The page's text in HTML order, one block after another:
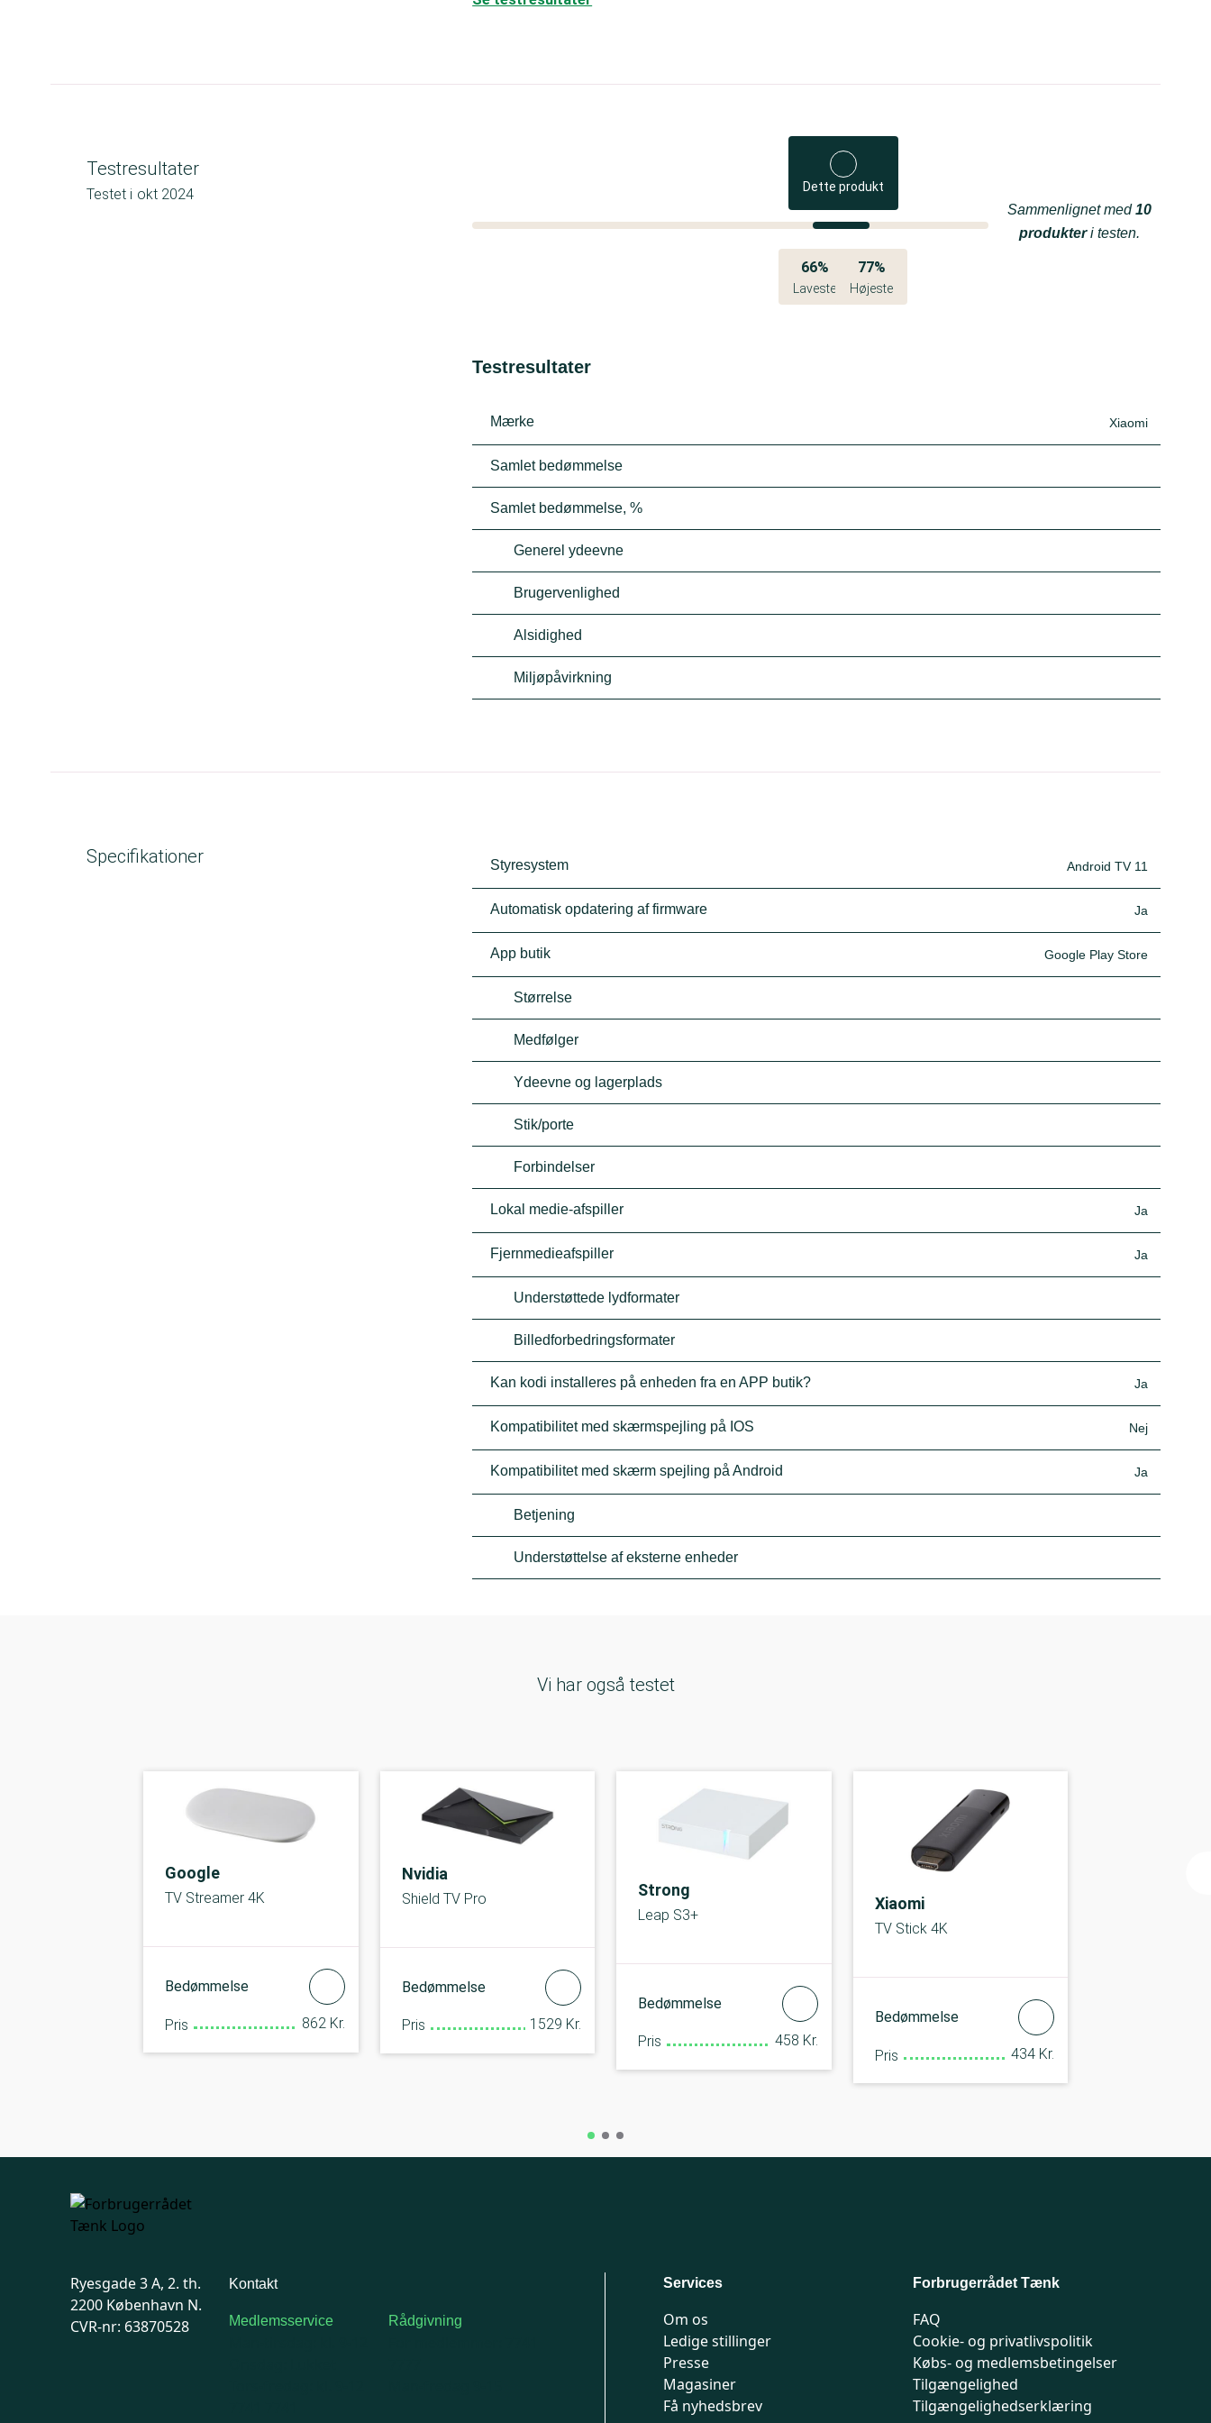
Testresultater
Testet i okt 2024 Dette produkt
66%
Laveste
77%
Højeste
Sammenlignet med10
produkteri testen.
Testresultater
Mærke Xiaomi
Samlet bedømmelse
Samlet bedømmelse, %
Generel ydeevne
Brugervenlighed
Alsidighed
Miljøpåvirkning
Specifikationer Styresystem Android TV 11
Automatisk opdatering af firmware Ja
App butik Google Play Store
Størrelse
Medfølger
Ydeevne og lagerplads
Stik/porte
Forbindelser
Lokal medie-afspiller Ja
Fjernmedieafspiller Ja
Understøttede lydformater
Billedforbedringsformater
Kan kodi installeres på enheden fra en APP butik? Ja
Kompatibilitet med skærmspejling på IOS Nej
Kompatibilitet med skærm spejling på Android Ja
Betjening
Understøttelse af eksterne enheder
Vi har også testet
Google
TV Streamer 4K
Bedømmelse
Pris 862 Kr.
Nvidia
Shield TV Pro
Bedømmelse
Pris 1529 Kr.
Strong
Leap S3+
Bedømmelse
Pris 458 Kr.
Xiaomi
TV Stick 4K
Bedømmelse
Pris 434 Kr.
Ryesgade 3 A, 2. th.
2200 København N.
CVR-nr: 63870528
Kontakt
Medlemsservice Rådgivning
Services
Om os
Ledige stillinger
Presse
Magasiner
Få nyhedsbrev
Forbrugerrådet Tænk
FAQ
Cookie- og privatlivspolitik
Købs- og medlemsbetingelser
Tilgængelighed
Tilgængelighedserklæring